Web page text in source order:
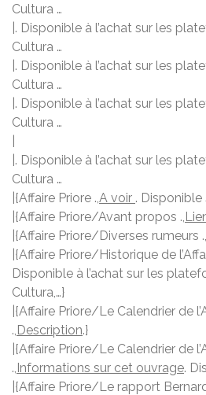
Cultura …
|. Disponible à l’achat sur les
Cultura …
|. Disponible à l’achat sur les
Cultura …
|. Disponible à l’achat sur les
Cultura …
|. Disponible à l’achat sur les
Cultura …
|{Affaire Priore ., A voir . Disponible
|{Affaire Priore/Avant propos .,
|{Affaire Priore/Diverses rumeurs .,
|{Affaire Priore/Historique de
Disponible à l’achat sur les
Cultura,…}
|{Affaire Priore/Le Calendrier de
., Description.}
|{Affaire Priore/Le Calendrier de
., Informations sur cet ouvrage.
|{Affaire Priore/Le rapport